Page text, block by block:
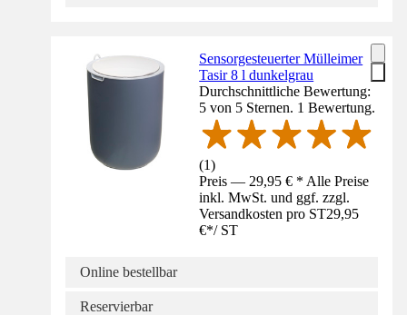
Sensorgesteuerter Mülleimer
Tasir 8 l dunkelgrau
Durchschnittliche Bewertung:
5 von 5 Sternen. 1 Bewertung.
(1)
Preis — 29,95 € * Alle Preise
inkl. MwSt. und ggf. zzgl.
Versandkosten pro ST29,95
€*/ ST
Online bestellbar
Reservierbar